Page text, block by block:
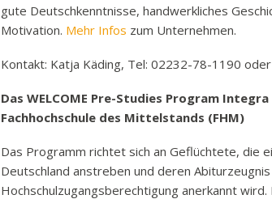
Rundfunkbeitrag
Schulden
Verträge
Freizeit
gute Deutschkenntnisse, handwerkliches
Motivation. Mehr Infos zum Unternehmen.
Kontakt: Katja Käding, Tel: 02232-78-1190 oder
Das WELCOME Pre-Studies Program
Fachhochschule des Mittelstands (FHM)
Das Programm richtet sich an Geflüchtete, die
Deutschland anstreben und deren
Hochschulzugangsberechtigung anerkannt